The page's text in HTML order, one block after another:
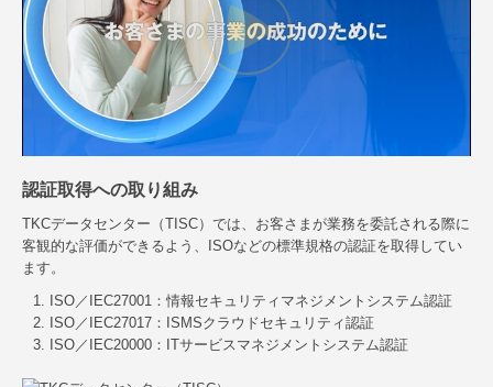
認証取得への取り組み
TKCデータセンター（TISC）では、お客さまが業務を委託される際に
客観的な評価ができるよう、ISOなどの標準規格の認証を取得してい
ます。
ISO／IEC27001：情報セキュリティマネジメントシステム認証
ISO／IEC27017：ISMSクラウドセキュリティ認証
ISO／IEC20000：ITサービスマネジメントシステム認証